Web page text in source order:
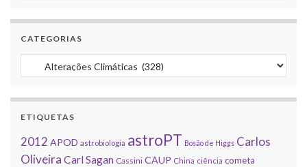
CATEGORIAS
Categorias
ETIQUETAS
2012 APOD astrobiologia astroPT Bosão de Higgs Carlos
Oliveira Carl Sagan Cassini CAUP China ciência cometa